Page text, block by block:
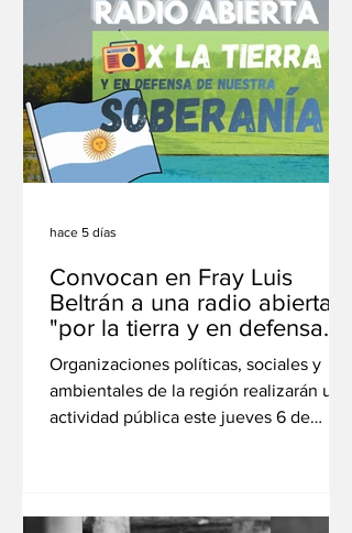
Encantada. Mirá la grilla completa. La
Parroquia San Roque de Capitán
Bermúdez dio a conocer el cronograma
de actividades enmarcadas en las
Fiestas Patronales 2026, que se
desarrollarán del 7 al 16 de agosto bajo
el lema "
Convocan en Fray Luis
Beltrán a una radio abierta
"por la tierra y en defensa
de la soberanía"
Organizaciones políticas, sociales y
ambientales de la región realizarán una
actividad pública este jueves 6 de
Gobierno nacional. Será desde las 18 en
hace 5 días